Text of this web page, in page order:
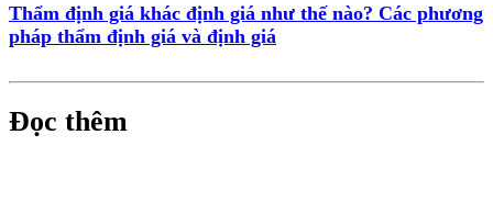
Thẩm định giá khác định giá như thế nào? Các phương
pháp thẩm định giá và định giá
Đọc thêm